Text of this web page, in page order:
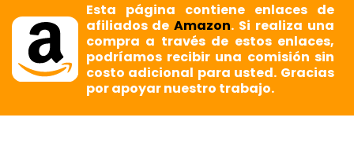
Esta página contiene enlaces de
afiliados deAmazon. Si realiza una
compra a través de estos enlaces,
podríamos recibir una comisión sin
costo adicional para usted. Gracias
por apoyar nuestro trabajo.